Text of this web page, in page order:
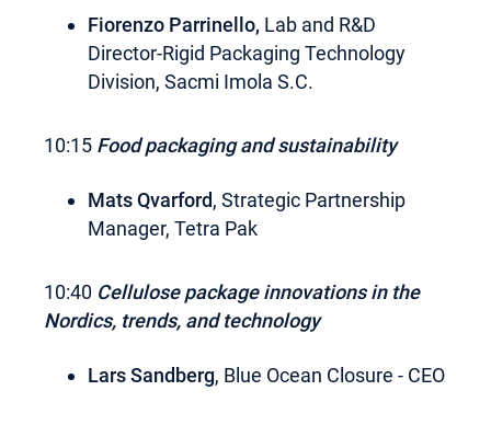
Fiorenzo Parrinello, Lab and R&D
Director-Rigid Packaging Technology
Division, Sacmi Imola S.C.
10:15 Food packaging and sustainability
Mats Qvarford, Strategic Partnership
Manager, Tetra Pak
10:40 Cellulose package innovations in the
Nordics, trends, andtechnology
Lars Sandberg, Blue Ocean Closure - CEO